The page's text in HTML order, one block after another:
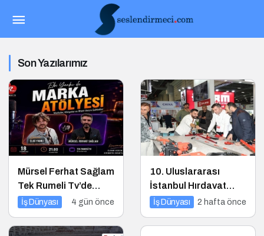
Son Yazılarımız
Mürsel Ferhat Sağlam
Tek Rumeli Tv’de
Marka Atölyesi
Oldu
İş Dünyası 4 gün önce
10. Uluslararası
İstanbul Hırdavat
Fuarı, Küresel
Olmaya Hazırlanıyor
İş Dünyası 2 hafta önce